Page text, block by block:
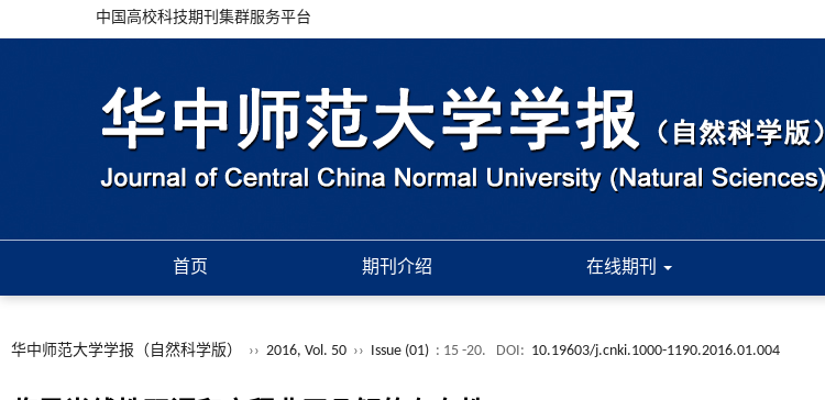
中国高校科技期刊集群服务平台
首页 期刊介绍 在线期刊
华中师范大学学报（自然科学版） ›› 2016, Vol. 50 ›› Issue (01) : 15 -20. DOI: 10.19603/j.cnki.1000-1190.2016.01.004